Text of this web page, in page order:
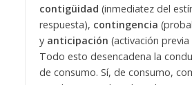
contigüidad (inmediatez del
respuesta), contingencia
y anticipación (activación
Todo esto desencadena la
de consumo. Sí, de consumo,